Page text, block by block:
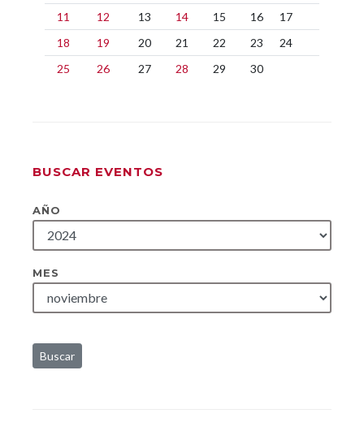
11 12 13 14 15 16
17
18
19 20 21 22 23
24
25
26 27 28 29 30
BUSCAR EVENTOS
AÑO
MES
Buscar